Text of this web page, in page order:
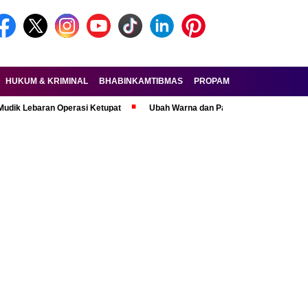
HUKUM & KRIMINAL BHABINKAMTIBMAS PROPAM
Operasi Ketupat Ubah Warna dan Pasang Pelat Palsu, Pelaku